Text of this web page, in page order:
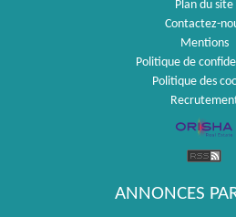
Plan du site
Contactez-
Mentions
Politique de
Politique des
ANNONCES